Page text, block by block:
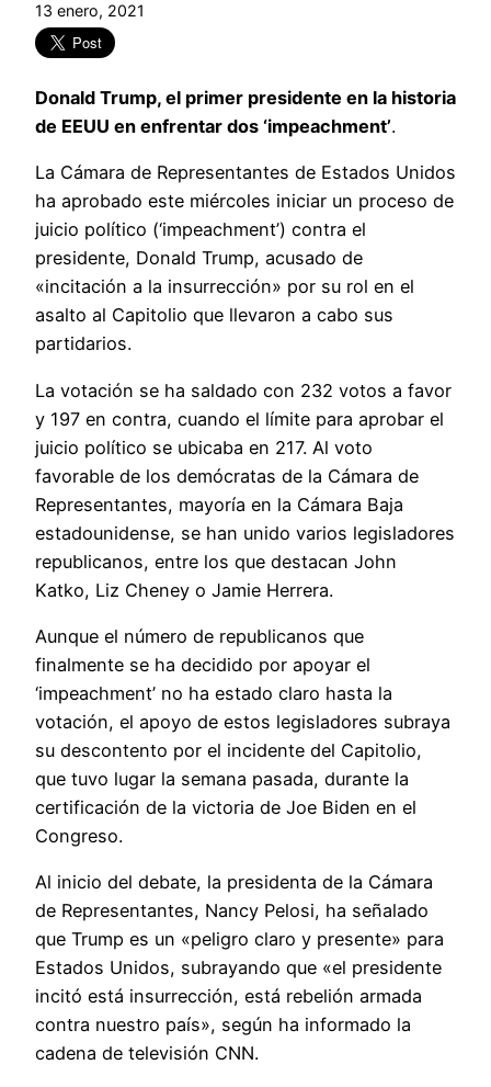
13 enero, 2021
Donald Trump, el primer presidente en la historia
de EEUU en enfrentar dos ‘impeachment’.
La Cámara de Representantes de Estados Unidos
ha aprobado este miércoles iniciar un proceso de
juicio político (‘impeachment’) contra el
presidente, Donald Trump, acusado de
«incitación a la insurrección» por su rol en el
asalto al Capitolio que llevaron a cabo sus
partidarios.
La votación se ha saldado con 232 votos a favor
y 197 en contra, cuando el límite para aprobar el
juicio político se ubicaba en 217. Al voto
favorable de los demócratas de la Cámara de
Representantes, mayoría en la Cámara Baja
estadounidense, se han unido varios legisladores
republicanos, entre los que destacan John
Katko, Liz Cheney o Jamie Herrera.
Aunque el número de republicanos que
finalmente se ha decidido por apoyar el
‘impeachment’ no ha estado claro hasta la
votación, el apoyo de estos legisladores subraya
su descontento por el incidente del Capitolio,
que tuvo lugar la semana pasada, durante la
certificación de la victoria de Joe Biden en el
Congreso.
Al inicio del debate, la presidenta de la Cámara
de Representantes, Nancy Pelosi, ha señalado
que Trump es un «peligro claro y presente» para
Estados Unidos, subrayando que «el presidente
incitó está insurrección, está rebelión armada
contra nuestro país», según ha informado la
cadena de televisión CNN.